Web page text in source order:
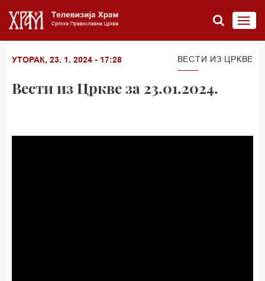
УТОРАК, 23. 1. 2024 - 17:28 ВЕСТИ ИЗ ЦРКВЕ
Вести из Цркве за 23.01.2024.